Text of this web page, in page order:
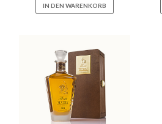
IN DEN WARENKORB